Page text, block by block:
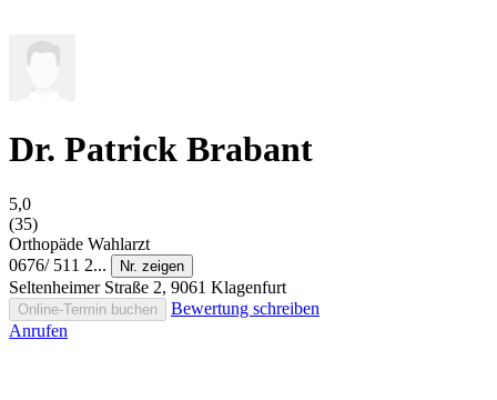
Dr. Patrick Brabant
5,0
(35)
Orthopäde Wahlarzt
0676/ 511 2...
Nr. zeigen
Seltenheimer Straße 2, 9061 Klagenfurt
Online-Termin buchen
Bewertung schreiben
Anrufen